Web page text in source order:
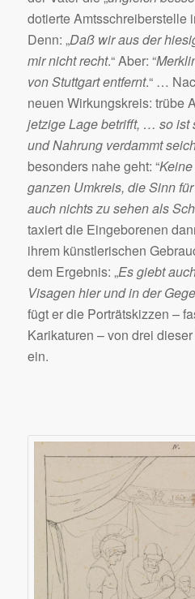
dotierte Amtsschreiberstelle
Denn: „Daß wir aus der
mir nicht recht.“ Aber: “
von Stuttgart entfernt.“ …
neuen Wirkungskreis: trübe
jetzige Lage betrifft, … so ist
und Nahrung verdammt
besonders nahe geht: “
ganzen Umkreis, die Sinn
auch nichts zu sehen als
taxiert die Eingeborenen
ihrem künstlerischen
dem Ergebnis: „Es giebt
Visagen hier und in der
fügt er die Porträtskizzen –
Karikaturen – von drei dieser
ein.